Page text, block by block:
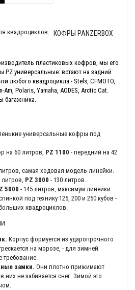
КОФРЫ PANZERBOX
пластиковых кофров, мы его
универсальные: встают на задний
любого квадроцикла - Stels, CFMOTO,
Am, Polaris, Yamaha, AODES, Arctic Cat.
багажника.
универсальные кофры под
на 60 литров, PZ 1100 - передний на 42
самая ходовая модель линейки.
литров, PZ 3000 - 130 литров.
5000 - 145 литров, максимум линейки.
под технику 125, 200 и 250 кубов -
квадроциклов.
Корпус формуется из ударопрочного
на морозе, - для зимней
требование.
замки. Они плотно прижимают
них не забивается снег. Зимой это